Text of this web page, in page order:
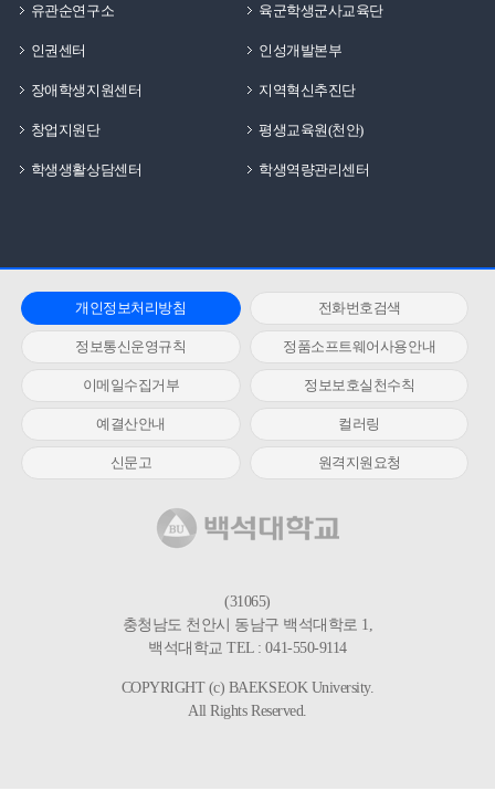
유관순연구소 육군학생군사교육단
인권센터 인성개발본부
장애학생지원센터 지역혁신추진단
창업지원단 평생교육원(천안)
학생생활상담센터 학생역량관리센터
개인정보처리방침 전화번호검색
정보통신운영규칙 정품소프트웨어사용안내
이메일수집거부 정보보호실천수칙
예결산안내 컬러링
신문고 원격지원요청
(31065)
충청남도 천안시 동남구 백석대학로 1,
백석대학교 TEL : 041-550-9114
COPYRIGHT (c) BAEKSEOK University.
All Rights Reserved.